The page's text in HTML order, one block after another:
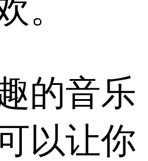
。
的音乐
以让你